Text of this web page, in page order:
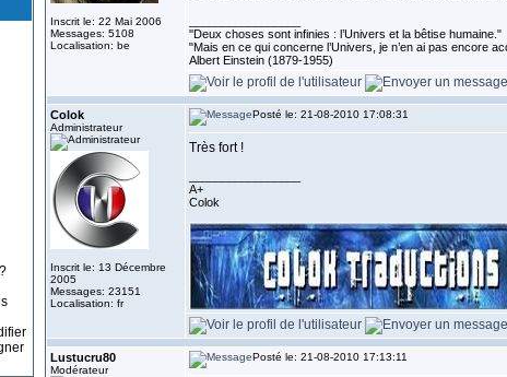
Inscrit le: 22 Mai 2006
Messages: 5108
Localisation: be
''Deux choses sont infinies : l’Univers et la bêtise humaine."
"Mais en ce qui concerne l’Univers, je n’en ai pas encore
Albert Einstein (1879-1955)
Colok
Administrateur
Inscrit le: 13 Décembre
2005
Messages: 23151
Localisation: fr
Posté le: 21-08-2010 17:08:31
Très fort !
A+
Colok
Lustucru80
Modérateur
Posté le: 21-08-2010 17:13:11